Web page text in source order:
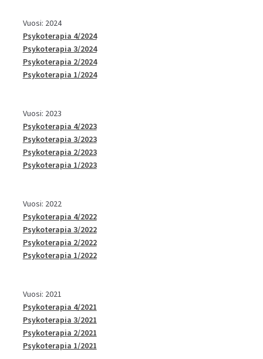
Vuosi: 2024
Psykoterapia 4/2024
Psykoterapia 3/2024
Psykoterapia 2/2024
Psykoterapia 1/2024
Vuosi: 2023
Psykoterapia 4/2023
Psykoterapia 3/2023
Psykoterapia 2/2023
Psykoterapia 1/2023
Vuosi: 2022
Psykoterapia 4/2022
Psykoterapia 3/2022
Psykoterapia 2/2022
Psykoterapia 1/2022
Vuosi: 2021
Psykoterapia 4/2021
Psykoterapia 3/2021
Psykoterapia 2/2021
Psykoterapia 1/2021